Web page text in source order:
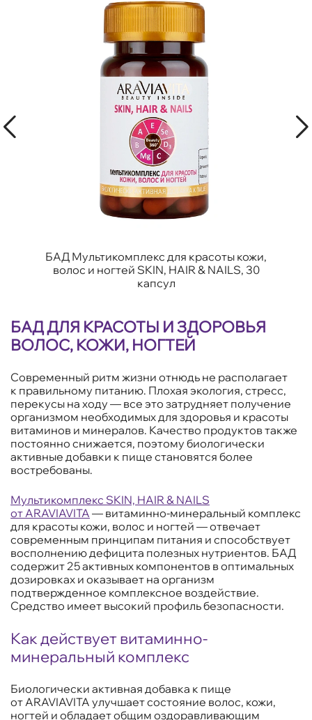
БАД Мультикомплекс для красоты кожи,
волос и ногтей SKIN, HAIR & NAILS, 30
капсул
БАД ДЛЯ КРАСОТЫ И ЗДОРОВЬЯ
ВОЛОС, КОЖИ, НОГТЕЙ
Современный ритм жизни отнюдь не располагает
к правильному питанию. Плохая экология, стресс,
перекусы на ходу — все это затрудняет получение
организмом необходимых для здоровья и красоты
витаминов и минералов. Качество продуктов также
постоянно снижается, поэтому биологически
активные добавки к пище становятся более
востребованы.
Мультикомплекс SKIN, HAIR & NAILS
от ARAVIAVITA — витаминно-минеральный комплекс
для красоты кожи, волос и ногтей — отвечает
современным принципам питания и способствует
восполнению дефицита полезных нутриентов. БАД
содержит 25 активных компонентов в оптимальных
дозировках и оказывает на организм
подтвержденное комплексное воздействие.
Средство имеет высокий профиль безопасности.
Как действует витаминно-
минеральный комплекс
Биологически активная добавка к пище
от ARAVIAVITA улучшает состояние волос, кожи,
ногтей и обладает общим оздоравливающим